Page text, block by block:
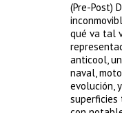
(Pre-Post)
qué va tal
anticool,
naval,
evolución,
superficies